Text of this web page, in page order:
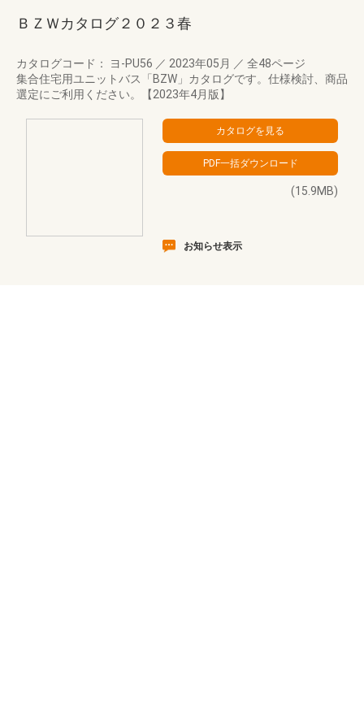
ＢＺＷカタログ２０２３春
カタログコード： ヨ-PU56 ／ 2023年05月 ／ 全48ページ
集合住宅用ユニットバス「BZW」カタログです。仕様検討、商品
選定にご利用ください。【2023年4月版】
(15.9MB)
お知らせ表示